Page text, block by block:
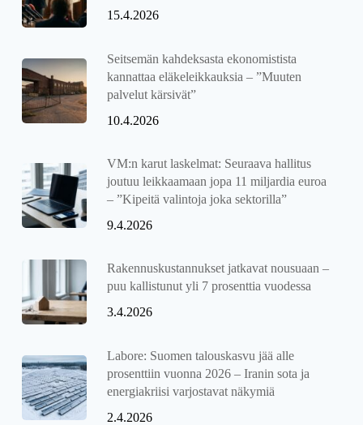
15.4.2026
Seitsemän kahdeksasta ekonomistista
kannattaa eläkeleikkauksia – ”Muuten
palvelut kärsivät”
10.4.2026
VM:n karut laskelmat: Seuraava hallitus
joutuu leikkaamaan jopa 11 miljardia euroa
– ”Kipeitä valintoja joka sektorilla”
9.4.2026
Rakennuskustannukset jatkavat nousuaan –
puu kallistunut yli 7 prosenttia vuodessa
3.4.2026
Labore: Suomen talouskasvu jää alle
prosenttiin vuonna 2026 – Iranin sota ja
energiakriisi varjostavat näkymiä
2.4.2026